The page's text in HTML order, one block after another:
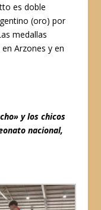
es doble
(oro) por
medallas
Arzones y en
y los chicos
nacional,